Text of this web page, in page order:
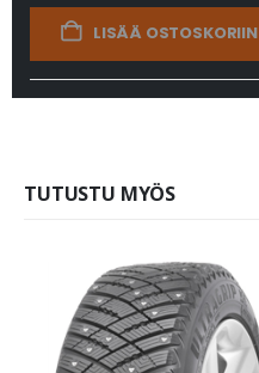
LISÄÄ OSTOSKORIIN
TUTUSTU MYÖS